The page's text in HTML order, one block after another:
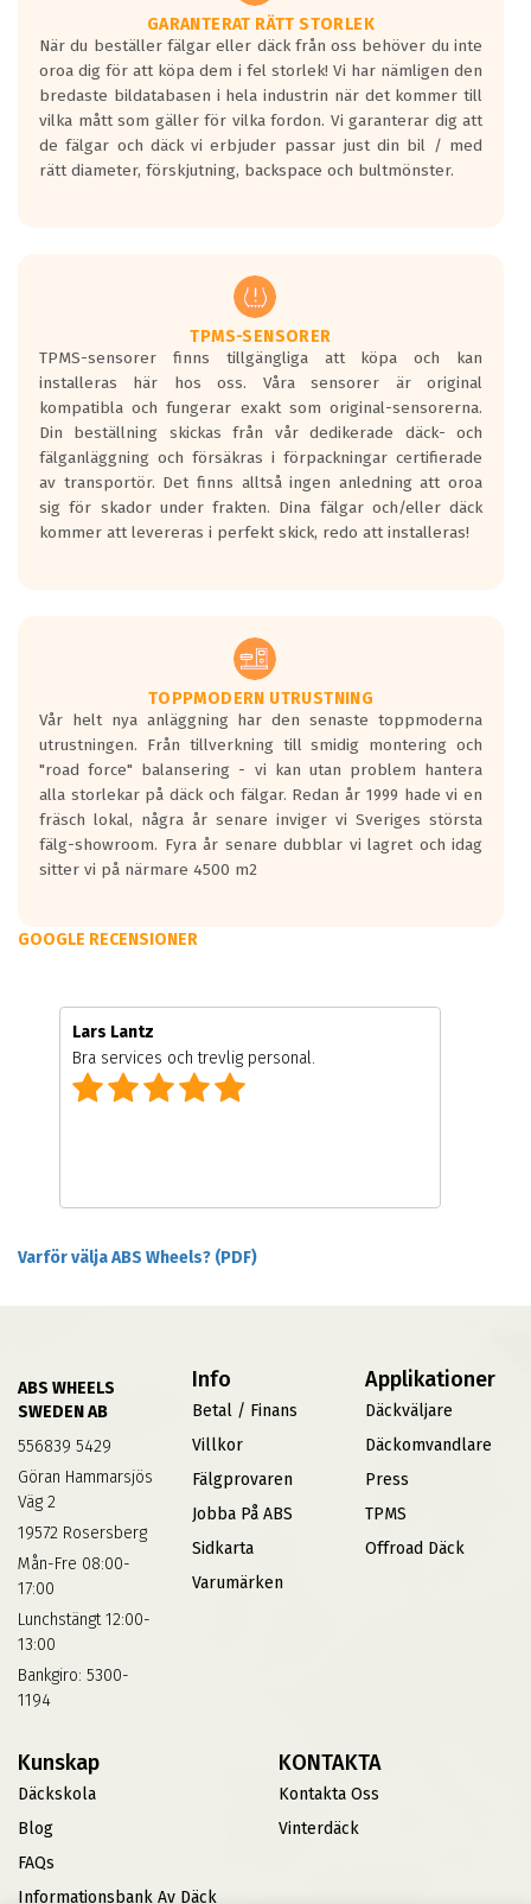
rullmotståndets ljud överträffa
motorljudet.
På däckmärkningen kommer det finnas
en symbol av ett däck med vågar. Hög
bullernivå markeras med svarta vågor
medans de vita vågorna påvisar om det är
ett tyst däck.
regelverket som introduceras år 2016.
Ett däck med två svarta vågor är redan
godkända för år 2016 nya regelverk.
Ett däck med en svart våg kommer vara
minst tre decibel tystare än det
regelverk som börjar gälla 2016.
GARANTERAT RÄTT STORLEK
När du beställer fälgar eller däck från oss behöver du inte
oroa dig för att köpa dem i fel storlek! Vi har nämligen den
bredaste bildatabasen i hela industrin när det kommer till
vilka mått som gäller för vilka fordon. Vi garanterar dig att
de fälgar och däck vi erbjuder passar just din bil / med
rätt diameter, förskjutning, backspace och bultmönster.
TPMS-SENSORER
TPMS-sensorer finns tillgängliga att köpa och kan
installeras här hos oss. Våra sensorer är original
kompatibla och fungerar exakt som original-sensorerna.
Din beställning skickas från vår dedikerade däck- och
fälganläggning och försäkras i förpackningar certifierade
av transportör. Det finns alltså ingen anledning att oroa
sig för skador under frakten. Dina fälgar och/eller däck
kommer att levereras i perfekt skick, redo att installeras!
TOPPMODERN UTRUSTNING
Vår helt nya anläggning har den senaste toppmoderna
utrustningen. Från tillverkning till smidig montering och
"road force" balansering - vi kan utan problem hantera
alla storlekar på däck och fälgar. Redan år 1999 hade vi en
fräsch lokal, några år senare inviger vi Sveriges största
fälg-showroom. Fyra år senare dubblar vi lagret och idag
sitter vi på närmare 4500 m2
GOOGLE RECENSIONER
Lars Lantz
Bra services och trevlig personal.
Varför välja ABS Wheels? (PDF)
ABS WHEELS
SWEDEN AB
556839 5429
Göran Hammarsjös
Väg 2
19572 Rosersberg
Mån-Fre 08:00-
17:00
Lunchstängt 12:00-
13:00
Bankgiro: 5300-
1194
Info
Betal / Finans
Villkor
Fälgprovaren
Jobba På ABS
Sidkarta
Varumärken
Applikationer
Däckväljare
Däckomvandlare
Press
TPMS
Offroad Däck
Kunskap
Däckskola
Blog
FAQs
Informationsbank Av Däck
KONTAKTA
Kontakta Oss
Vinterdäck